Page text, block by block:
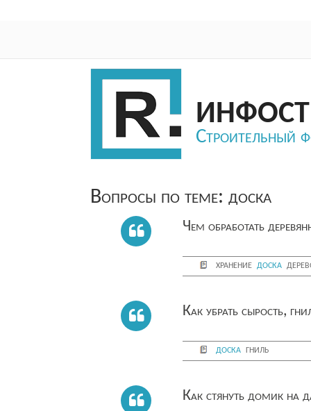
Строительный
Вопросы по теме: доска
Чем обработать
хранение доска
Как убрать сырость,
доска гниль
Как стянуть домик на